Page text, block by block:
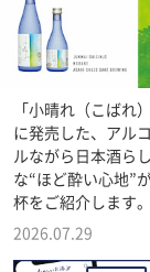
「小晴れ（こばれ
に発売した、アル
ルながら日本酒ら
な“ほど酔い心地”
杯をご紹介します。
2026.07.29